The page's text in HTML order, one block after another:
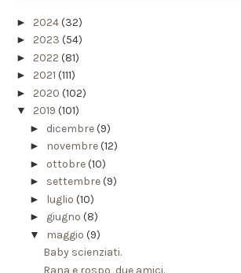
► 2024(32)
► 2023 (54)
► 2022 (81)
► 2021 (111)
► 2020 (102)
▼ 2019 (101)
► dicembre(9)
► novembre(12)
► ottobre(10)
► settembre(9)
► luglio (10)
► giugno (8)
▼ maggio (9)
Baby scienziati.
Rana e rospo, due amici.